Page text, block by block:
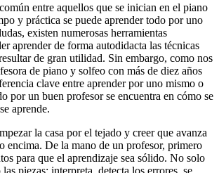
entre aquellos que se inician en el piano
y práctica se puede aprender todo por uno
existen numerosas herramientas
aprender de forma autodidacta las técnicas
de gran utilidad. Sin embargo, como nos
de piano y solfeo con más de diez años
clave entre aprender por uno mismo o
por un buen profesor se encuentra en cómo se
aprende.
la casa por el tejado y creer que avanza
encima. De la mano de un profesor, primero
para que el aprendizaje sea sólido. No solo
piezas: interpreta, detecta los errores, se